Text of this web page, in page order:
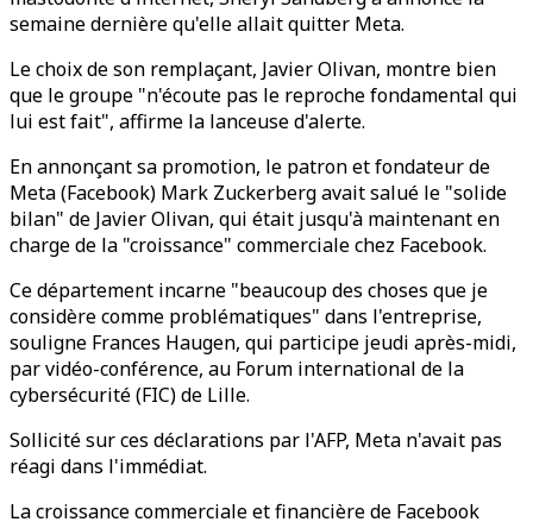
semaine dernière qu'elle allait quitter Meta.
Le choix de son remplaçant, Javier Olivan, montre bien
que le groupe "n'écoute pas le reproche fondamental qui
lui est fait", affirme la lanceuse d'alerte.
En annonçant sa promotion, le patron et fondateur de
Meta (Facebook) Mark Zuckerberg avait salué le "solide
bilan" de Javier Olivan, qui était jusqu'à maintenant en
charge de la "croissance" commerciale chez Facebook.
Ce département incarne "beaucoup des choses que je
considère comme problématiques" dans l'entreprise,
souligne Frances Haugen, qui participe jeudi après-midi,
par vidéo-conférence, au Forum international de la
cybersécurité (FIC) de Lille.
Sollicité sur ces déclarations par l'AFP, Meta n'avait pas
réagi dans l'immédiat.
La croissance commerciale et financière de Facebook